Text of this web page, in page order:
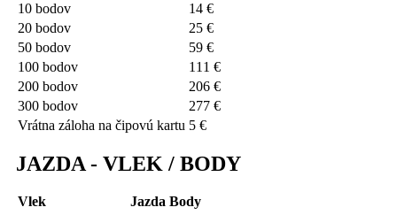
10 bodov
14 €
20 bodov
25 €
50 bodov
59 €
100 bodov
111 €
200 bodov
206 €
300 bodov
277 €
Vrátna záloha na čipovú kartu 5 €
JAZDA - VLEK / BODY
Vlek Jazda Body